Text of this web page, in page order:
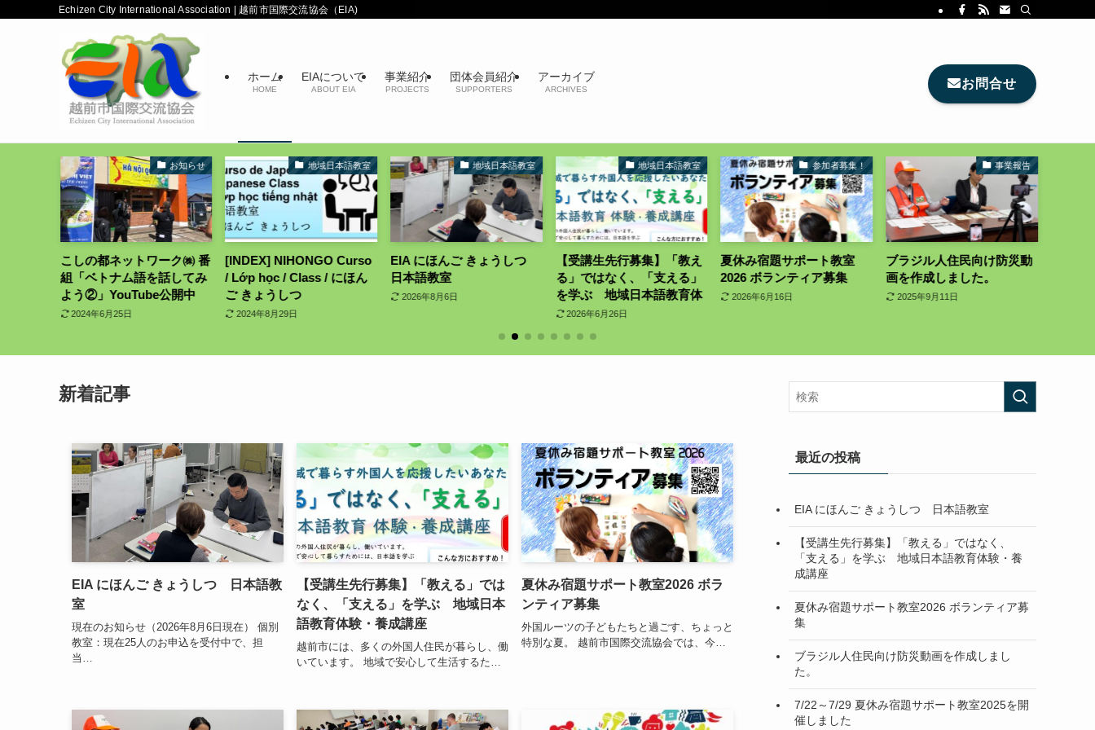
Echizen City International Association | 越前市国際交流協会（EIA)
ホーム
HOME
EIAについて
ABOUT EIA
事業紹介
PROJECTS
団体会員紹介
SUPPORTERS
アーカイブ
ARCHIVES お問合せ
お知らせ
しの都ネットワーク㈱ 番
「ベトナム語を話してみ
う②」YouTube公開中
2024年6月25日
地域日本語教室
[INDEX] NIHONGO Curso
/ Lớp học / Class / にほん
ご きょうしつ
2024年8月29日
地域日本語教室
EIA にほんご きょうしつ
日本語教室
2026年8月6日
地域日本語教室
【受講生先行募集】「教え
る」ではなく、「支える」
を学ぶ 地域日本語教育体
験・養成講座
2026年6月26日
参加者募集！
夏休み宿題サポート教室
2026 ボランティア募集
2026年6月16日
ブラジル人住民向け防災動
画を作成しました。
2025年9月11日
7/22～7/29 夏休み
新着記事
EIA にほんご きょうしつ 日本語教
室
現在のお知らせ（2026年8月6日現在） 個別
教室：現在25人のお申込を受付中で、担
当…
【受講生先行募集】「教える」では
なく、「支える」を学ぶ 地域日本
語教育体験・養成講座
越前市には、多くの外国人住民が暮らし、働
いています。 地域で安心して生活するた…
夏休み宿題サポート教室2026 ボラ
ンティア募集
外国ルーツの子どもたちと過ごす、ちょっと
特別な夏。 越前市国際交流協会では、今…
最近の投稿
EIA にほんご きょうしつ 日本語教室
【受講生先行募集】「教える」ではなく、
「支える」を学ぶ 地域日本語教育体験・養
成講座
夏休み宿題サポート教室2026 ボランティア募
集
ブラジル人住民向け防災動画を作成しまし
た。
7/22～7/29 夏休み宿題サポート教室2025を開
催しました